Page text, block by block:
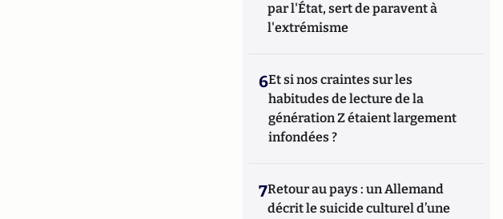
par l'État, sert de paravent à
l'extrémisme
6Et si nos craintes sur les
habitudes de lecture de la
génération Z étaient largement
infondées ?
7Retour au pays : un Allemand
décrit le suicide culturel d’une